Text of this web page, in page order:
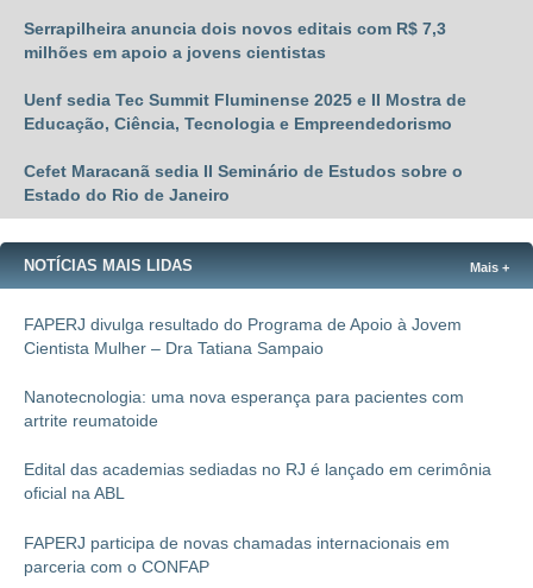
Serrapilheira anuncia dois novos editais com R$ 7,3
milhões em apoio a jovens cientistas
Uenf sedia Tec Summit Fluminense 2025 e II Mostra de
Educação, Ciência, Tecnologia e Empreendedorismo
Cefet Maracanã sedia II Seminário de Estudos sobre o
Estado do Rio de Janeiro
NOTÍCIAS MAIS LIDAS Mais +
FAPERJ divulga resultado do Programa de Apoio à Jovem
Cientista Mulher – Dra Tatiana Sampaio
Nanotecnologia: uma nova esperança para pacientes com
artrite reumatoide
Edital das academias sediadas no RJ é lançado em cerimônia
oficial na ABL
FAPERJ participa de novas chamadas internacionais em
parceria com o CONFAP